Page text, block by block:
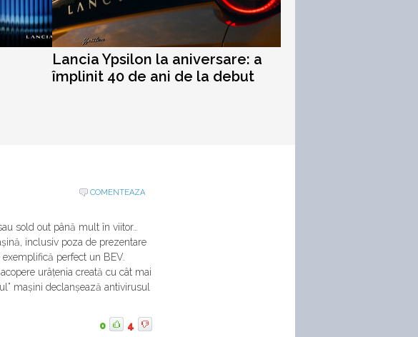
Lancia Ypsilon la aniversare: a
împlinit 40 de ani de la debut
COMENTEAZA
sold out până mult în viitor…
inclusiv poza de prezentare
perfect un BEV.
urâțenia creată cu cât mai
mașini declanșează antivirusul
0 4